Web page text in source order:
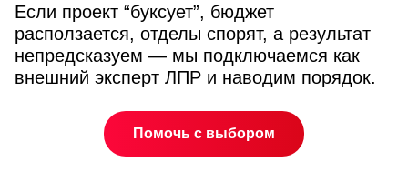
Если проект “буксует”, бюджет
расползается, отделы спорят, а результат
непредсказуем — мы подключаемся как
внешний эксперт ЛПР и наводим порядок.
Помочь с выбором